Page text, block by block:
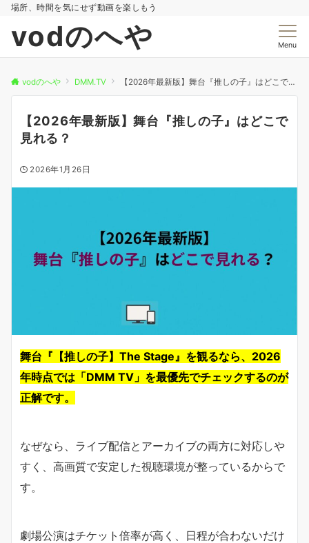
場所、時間を気にせず動画を楽しもう
vodのへや Menu
vodのへや DMM.TV 【2026年最新版】舞台『推しの子』はどこで見れる？
【2026年最新版】舞台『推しの子』はどこで
見れる？
2026年1月26日
舞台『【推しの子】The Stage』を観るなら、2026
年時点では「DMM TV」を最優先でチェックするのが
正解です。
なぜなら、ライブ配信とアーカイブの両方に対応しや
すく、高画質で安定した視聴環境が整っているからで
す。
劇場公演はチケット倍率が高く、日程が合わないだけ